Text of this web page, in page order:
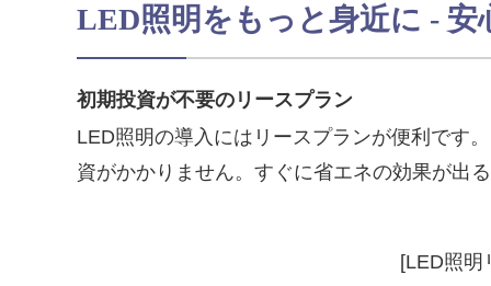
LED照明をもっと身近に -
初期投資が不要のリースプラン
LED照明の導入にはリースプランが便利です
資がかかりません。すぐに省エネの効果が出
[LED照明